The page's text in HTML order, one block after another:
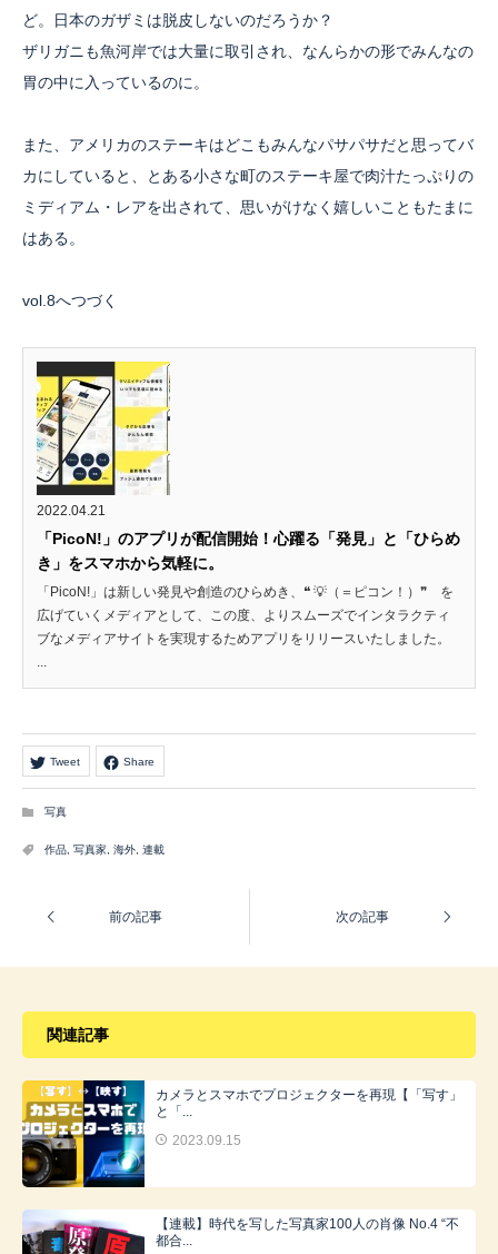
ど。日本のガザミは脱皮しないのだろうか？
ザリガニも魚河岸では大量に取引され、なんらかの形でみんなの
胃の中に入っているのに。
また、アメリカのステーキはどこもみんなパサパサだと思ってバ
カにしていると、とある小さな町のステーキ屋で肉汁たっぷりの
ミディアム・レアを出されて、思いがけなく嬉しいこともたまに
はある。
vol.8へつづく
2022.04.21
「PicoN!」のアプリが配信開始！心躍る「発見」と「ひらめ
き」をスマホから気軽に。
「PicoN!」は新しい発見や創造のひらめき、❝ 💡（＝ピコン！）❞ を
広げていくメディアとして、この度、よりスムーズでインタラクティ
ブなメディアサイトを実現するためアプリをリリースいたしました。
...
Tweet Share
写真
作品, 写真家, 海外, 連載
関連記事
カメラとスマホでプロジェクターを再現【「写す」
と「...
2023.09.15
【連載】時代を写した写真家100人の肖像 No.4 “不
都合...